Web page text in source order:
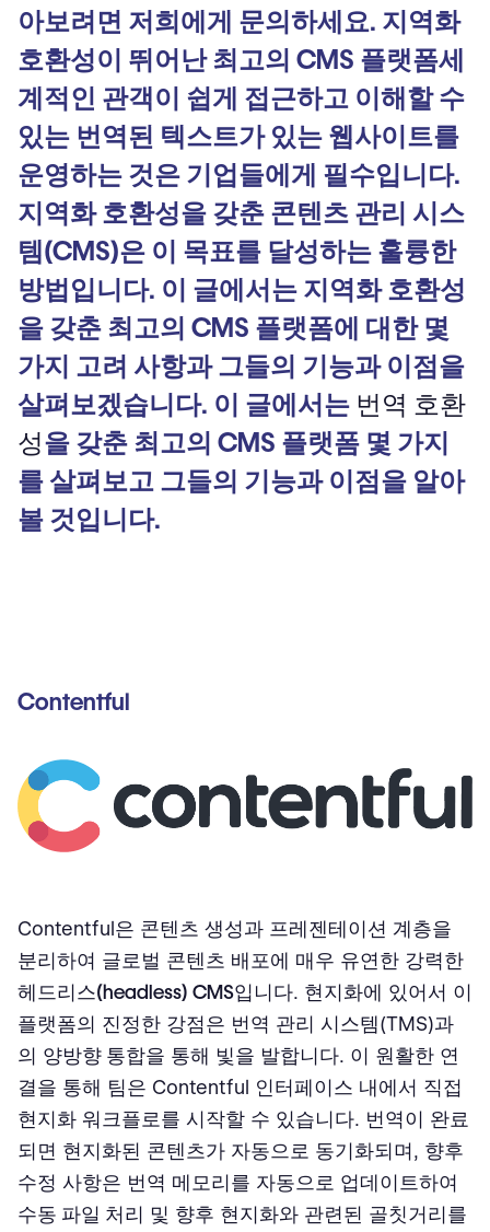
아보려면 저희에게 문의하세요. 지역화
호환성이 뛰어난 최고의 CMS 플랫폼세
계적인 관객이 쉽게 접근하고 이해할 수
있는 번역된 텍스트가 있는 웹사이트를
운영하는 것은 기업들에게 필수입니다.
지역화 호환성을 갖춘 콘텐츠 관리 시스
템(CMS)은 이 목표를 달성하는 훌륭한
방법입니다. 이 글에서는 지역화 호환성
을 갖춘 최고의 CMS 플랫폼에 대한 몇
가지 고려 사항과 그들의 기능과 이점을
살펴보겠습니다. 이 글에서는 번역 호환
성을 갖춘 최고의 CMS 플랫폼 몇 가지
를 살펴보고 그들의 기능과 이점을 알아
볼 것입니다.
Contentful
Contentful은 콘텐츠 생성과 프레젠테이션 계층을
분리하여 글로벌 콘텐츠 배포에 매우 유연한 강력한
헤드리스(headless) CMS입니다. 현지화에 있어서 이
플랫폼의 진정한 강점은 번역 관리 시스템(TMS)과
의 양방향 통합을 통해 빛을 발합니다. 이 원활한 연
결을 통해 팀은 Contentful 인터페이스 내에서 직접
현지화 워크플로를 시작할 수 있습니다. 번역이 완료
되면 현지화된 콘텐츠가 자동으로 동기화되며, 향후
수정 사항은 번역 메모리를 자동으로 업데이트하여
수동 파일 처리 및 향후 현지화와 관련된 골칫거리를